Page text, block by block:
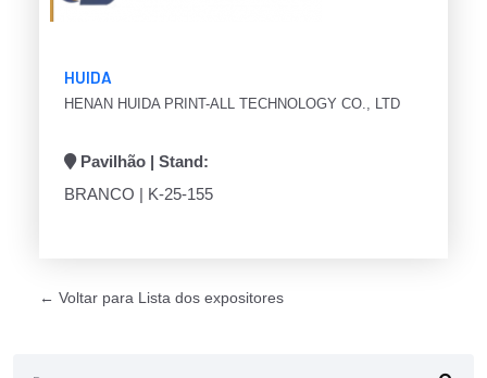
HUIDA
HENAN HUIDA PRINT-ALL TECHNOLOGY CO., LTD
Pavilhão | Stand:
BRANCO | K-25-155
← Voltar para Lista dos expositores